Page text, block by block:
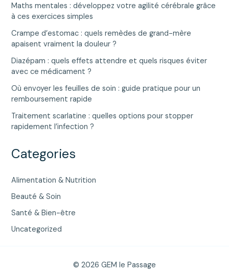
Maths mentales : développez votre agilité cérébrale grâce
à ces exercices simples
Crampe d’estomac : quels remèdes de grand-mère
apaisent vraiment la douleur ?
Diazépam : quels effets attendre et quels risques éviter
avec ce médicament ?
Où envoyer les feuilles de soin : guide pratique pour un
remboursement rapide
Traitement scarlatine : quelles options pour stopper
rapidement l’infection ?
Categories
Alimentation & Nutrition
Beauté & Soin
Santé & Bien-être
Uncategorized
© 2026 GEM le Passage